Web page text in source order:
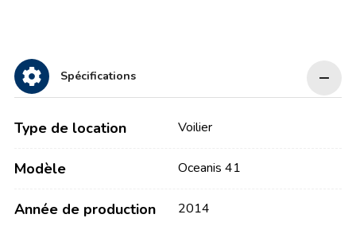
Spécifications
Type de location Voilier
Modèle Oceanis 41
Année de production 2014